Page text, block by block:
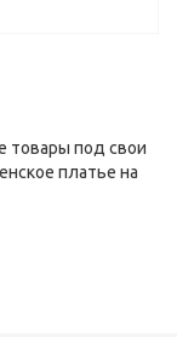
товары под свои
платье на